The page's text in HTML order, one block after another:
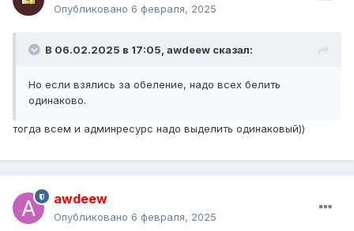
Опубликовано 6 февраля, 2025
В 06.02.2025 в 17:05, awdeew сказал:
Но если взялись за обеление, надо всех белить
одинаково.
тогда всем и админресурс надо выделить одинаковый))
awdeew
Опубликовано 6 февраля, 2025